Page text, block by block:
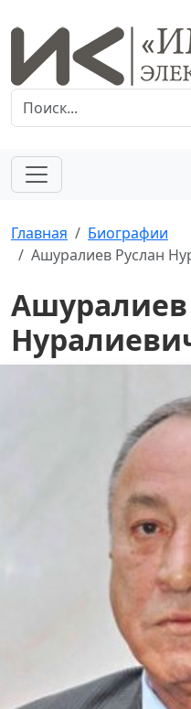
Главная
Биографии
Ашуралиев Руслан
Ашуралиев